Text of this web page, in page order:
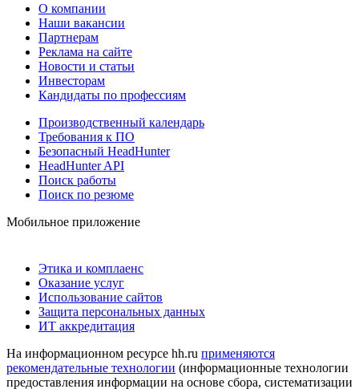
О компании
Наши вакансии
Партнерам
Реклама на сайте
Новости и статьи
Инвесторам
Кандидаты по профессиям
Производственный календарь
Требования к ПО
Безопасный HeadHunter
HeadHunter API
Поиск работы
Поиск по резюме
Мобильное приложение
Этика и комплаенс
Оказание услуг
Использование сайтов
Защита персональных данных
ИТ аккредитация
На информационном ресурсе hh.ru применяются
рекомендательные технологии (информационные технологии
предоставления информации на основе сбора, систематизации